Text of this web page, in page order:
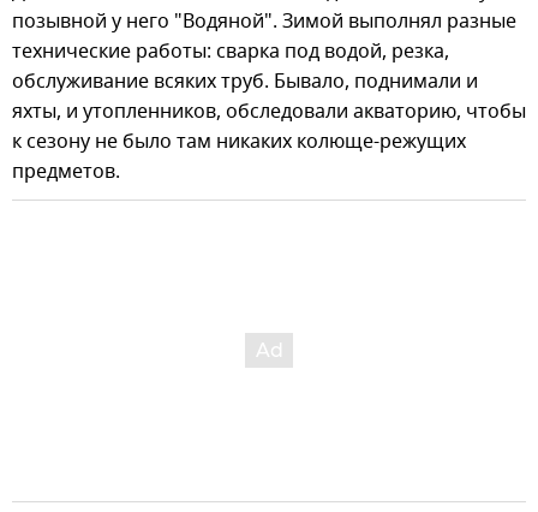
позывной у него "Водяной". Зимой выполнял разные
технические работы: сварка под водой, резка,
обслуживание всяких труб. Бывало, поднимали и
яхты, и утопленников, обследовали акваторию, чтобы
к сезону не было там никаких колюще-режущих
предметов.